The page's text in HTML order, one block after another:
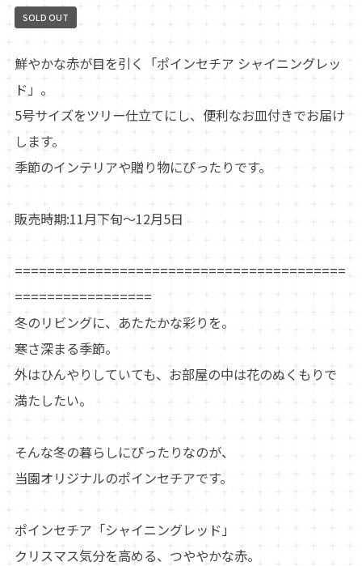
SOLD OUT
鮮やかな赤が目を引く「ポインセチア シャイニングレッ
ド」。
5号サイズをツリー仕立てにし、便利なお皿付きでお届け
します。
季節のインテリアや贈り物にぴったりです。
販売時期:11月下旬～12月5日
=========================================
=================
冬のリビングに、あたたかな彩りを。
寒さ深まる季節。
外はひんやりしていても、お部屋の中は花のぬくもりで
満たしたい。
そんな冬の暮らしにぴったりなのが、
当園オリジナルのポインセチアです。
ポインセチア「シャイニングレッド」
クリスマス気分を高める、つややかな赤。